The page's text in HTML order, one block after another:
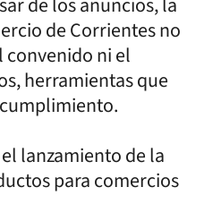
de Corrientes no
ni el
herramientas que
lanzamiento de la
para comercios